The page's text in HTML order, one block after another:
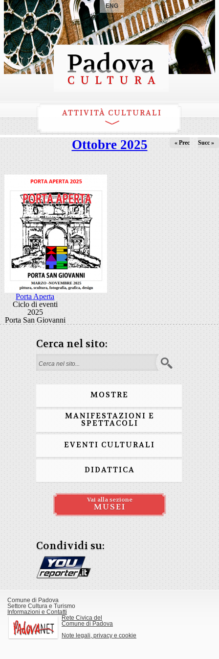
ENG
ATTIVITÀ CULTURALI
Ottobre 2025 « Prec Succ »
Porta Aperta
Ciclo di eventi
2025
Porta San Giovanni
Cerca nel sito:
Form di ricerca
MOSTRE
MANIFESTAZIONI E
SPETTACOLI
EVENTI CULTURALI
DIDATTICA
Vai alla sezione
MUSEI
Condividi su:
Comune di Padova
Settore Cultura e Turismo
Informazioni e Contatti
Rete Civica del
Comune di Padova
Note legali, privacy e cookie